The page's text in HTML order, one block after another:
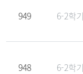
949 6-2학기
948 6-2학기